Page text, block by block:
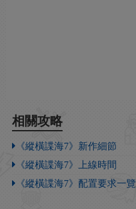
相關攻略
《縱橫諜海7》新作細節
《縱橫諜海7》上線時間
《縱橫諜海7》配置要求一覽